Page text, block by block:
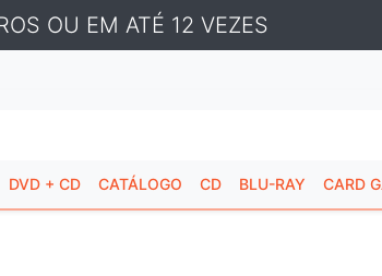
OU EM ATÉ 12 VEZES
DVD + CD CATÁLOGO CD BLU-RAY CARD